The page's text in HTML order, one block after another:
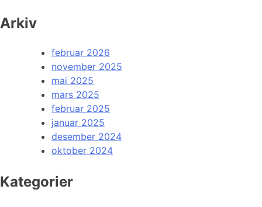
Arkiv
februar 2026
november 2025
mai 2025
mars 2025
februar 2025
januar 2025
desember 2024
oktober 2024
Kategorier